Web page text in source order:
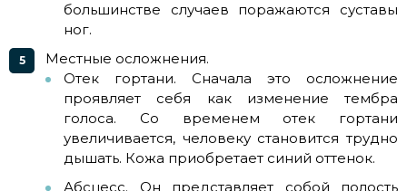
большинстве случаев поражаются суставы
ног.
Местные осложнения.
Отек гортани. Сначала это осложнение
проявляет себя как изменение тембра
голоса. Со временем отек гортани
увеличивается, человеку становится трудно
дышать. Кожа приобретает синий оттенок.
Абсцесс. Он представляет собой полость